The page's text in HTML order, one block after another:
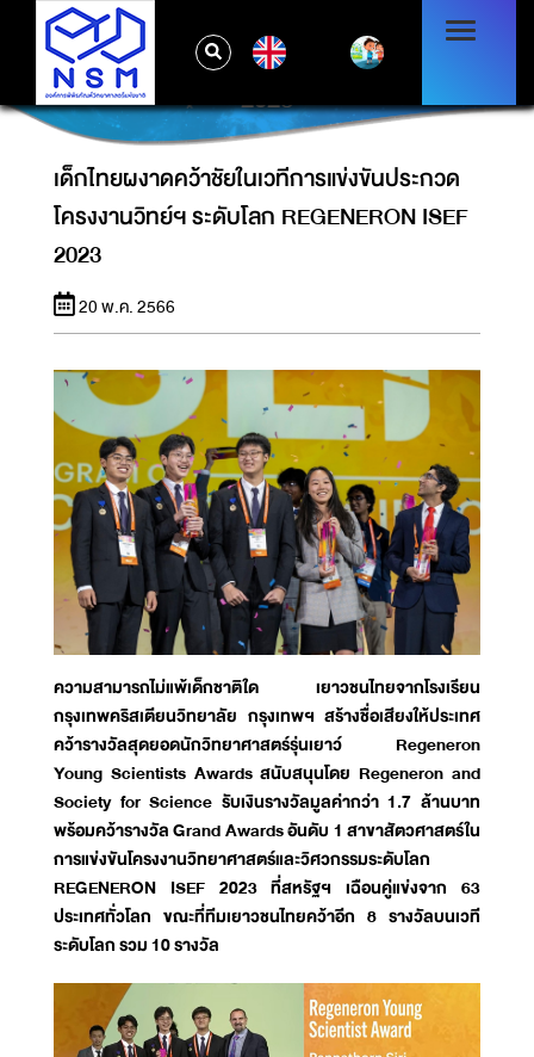
เด็กไทยผงาดคว้าชัยในเวทีการแข่งขันประกวด
โครงงานวิทย์ฯ ระดับโลก REGENERON ISEF
2023
เด็กไทยผงาดคว้าชัยในเวทีการแข่งขันประกวด
โครงงานวิทย์ฯ ระดับโลก REGENERON ISEF
2023
20 พ.ค. 2566
ความสามารถไม่แพ้เด็กชาติใด เยาวชนไทยจากโรงเรียน
กรุงเทพคริสเตียนวิทยาลัย กรุงเทพฯ สร้างชื่อเสียงให้ประเทศ
คว้ารางวัลสุดยอดนักวิทยาศาสตร์รุ่นเยาว์ Regeneron
Young Scientists Awards สนับสนุนโดย Regeneron and
Society for Science รับเงินรางวัลมูลค่ากว่า 1.7 ล้านบาท
พร้อมคว้ารางวัล Grand Awards อันดับ 1 สาขาสัตวศาสตร์ใน
การแข่งขันโครงงานวิทยาศาสตร์และวิศวกรรมระดับโลก
REGENERON ISEF 2023 ที่สหรัฐฯ เฉือนคู่แข่งจาก 63
ประเทศทั่วโลก ขณะที่ทีมเยาวชนไทยคว้าอีก 8 รางวัลบนเวที
ระดับโลก รวม 10 รางวัล